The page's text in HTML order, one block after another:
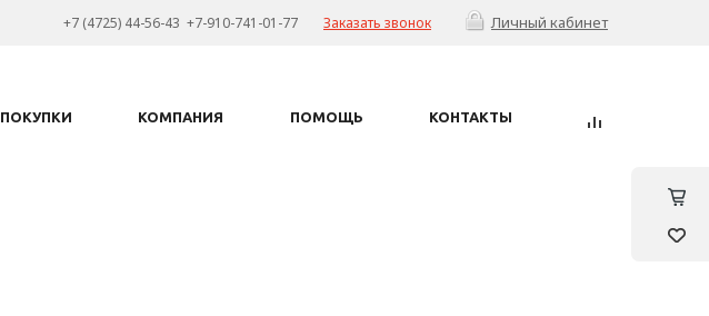
Личный кабинет
+7 (4725) 44-56-43 +7-910-741-01-77 Заказать звонок
ПОКУПКИ КОМПАНИЯ ПОМОЩЬ КОНТАКТЫ